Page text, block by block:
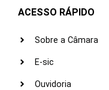
ACESSO RÁPIDO
Sobre a Câmara
E-sic
Ouvidoria